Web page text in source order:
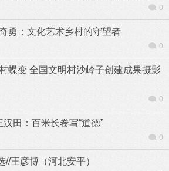
0
勇：文化艺术乡村的守望者
0
蝶变 全国文明村沙岭子创建成果摄影
0
田：百米长卷写“道德”
0
王彦博（河北安平）